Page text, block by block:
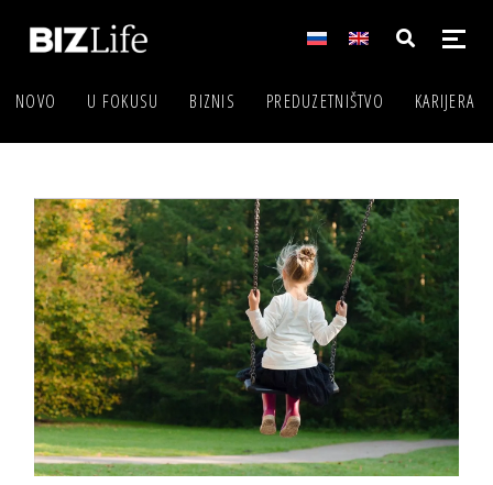
NOVO U FOKUSU BIZNIS PREDUZETNIŠTVO KARIJERA